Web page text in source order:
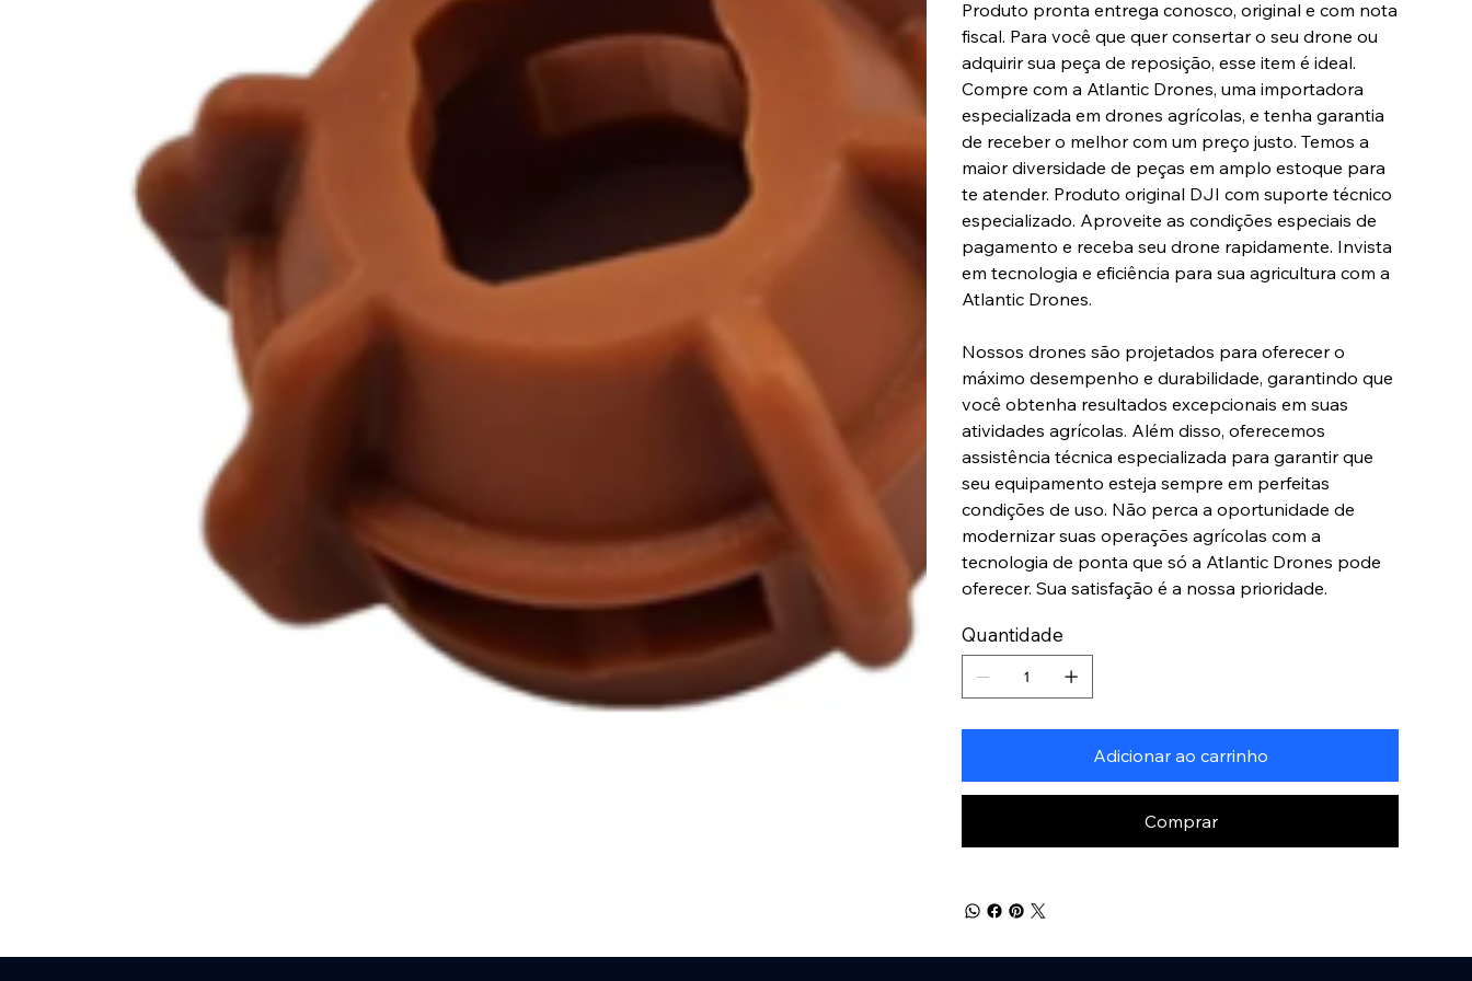
Produto pronta entrega conosco, original e com nota
fiscal. Para você que quer consertar o seu drone ou
adquirir sua peça de reposição, esse item é ideal.
Compre com a Atlantic Drones, uma importadora
especializada em drones agrícolas, e tenha garantia
de receber o melhor com um preço justo. Temos a
maior diversidade de peças em amplo estoque para
te atender. Produto original DJI com suporte técnico
especializado. Aproveite as condições especiais de
pagamento e receba seu drone rapidamente. Invista
em tecnologia e eficiência para sua agricultura com a
Atlantic Drones.
Nossos drones são projetados para oferecer o
máximo desempenho e durabilidade, garantindo que
você obtenha resultados excepcionais em suas
atividades agrícolas. Além disso, oferecemos
assistência técnica especializada para garantir que
seu equipamento esteja sempre em perfeitas
condições de uso. Não perca a oportunidade de
modernizar suas operações agrícolas com a
tecnologia de ponta que só a Atlantic Drones pode
oferecer. Sua satisfação é a nossa prioridade.
Quantidade
Adicionar ao carrinho
Comprar